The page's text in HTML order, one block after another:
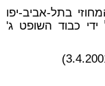
בתל-אביב-יפו
1350/92 שניתן על ידי כבוד השופט ג'